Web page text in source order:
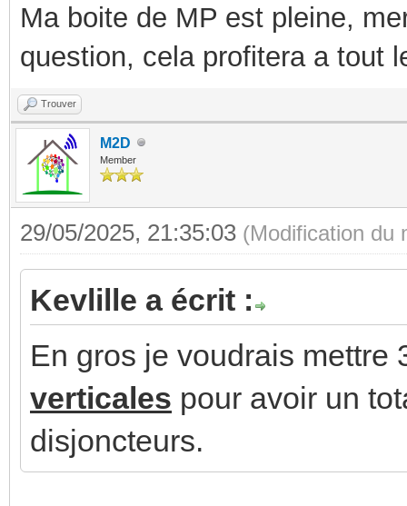
Ma boite de MP est pleine,
question, cela profitera a tout
Trouver
M2D
Member
29/05/2025, 21:35:03 (Modification du
Kevlille a écrit :
En gros je voudrais mettre
verticales pour avoir un
disjoncteurs.